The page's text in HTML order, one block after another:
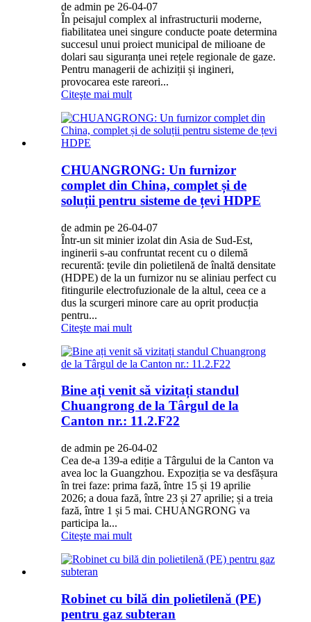
de admin pe 26-04-07
În peisajul complex al infrastructurii moderne,
fiabilitatea unei singure conducte poate determina
succesul unui proiect municipal de milioane de
dolari sau siguranța unei rețele regionale de gaze.
Pentru managerii de achiziții și ingineri,
provocarea este rareori...
Citeşte mai mult
CHUANGRONG: Un furnizor
complet din China, complet și de
soluții pentru sisteme de țevi HDPE
de admin pe 26-04-07
Într-un sit minier izolat din Asia de Sud-Est,
inginerii s-au confruntat recent cu o dilemă
recurentă: țevile din polietilenă de înaltă densitate
(HDPE) de la un furnizor nu se aliniau perfect cu
fitingurile electrofuzionale de la altul, ceea ce a
dus la scurgeri minore care au oprit producția
pentru...
Citeşte mai mult
Bine ați venit să vizitați standul
Chuangrong de la Târgul de la
Canton nr.: 11.2.F22
de admin pe 26-04-02
Cea de-a 139-a ediție a Târgului de la Canton va
avea loc la Guangzhou. Expoziția se va desfășura
în trei faze: prima fază, între 15 și 19 aprilie
2026; a doua fază, între 23 și 27 aprilie; și a treia
fază, între 1 și 5 mai. CHUANGRONG va
participa la...
Citeşte mai mult
Robinet cu bilă din polietilenă (PE)
pentru gaz subteran